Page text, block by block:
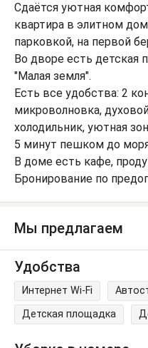
Сдаётся уютная
квартира в элитном
парковкой, на первой
Во дворе есть детская
"Малая земля".
Есть все удобства: 2
микроволновка,
холодильник, уютная
5 минут пешком до
В доме есть кафе,
Бронирование по
Мы предлагаем
Удобства
Интернет Wi-Fi
Детская площадка